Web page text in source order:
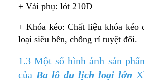
+ Vải phụ: lót 210D
+ Khóa kéo: Chất liệu khóa
loại siêu bền, chống rỉ tuyệt đối.
1.3 Một số hình ảnh sản
của Ba lô du lịch loại lớn